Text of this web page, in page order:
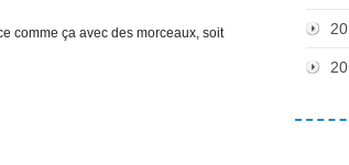
comme ça avec des morceaux, soit